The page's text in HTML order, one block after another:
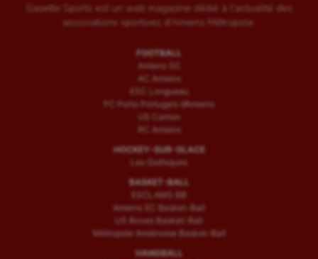
Gazette Sports est un web magazine dédié à l'actualité des
associations sportives d'Amiens Métropole.
FOOTBALL
Amiens SC
AC Amiens
ESC Longueau
FC Porto Portugais d’Amiens
US Camon
RC Amiens
HOCKEY-SUR-GLACE
Les Gothiques
BASKET-BALL
ESCLAMS BB
Amiens SC Basket-Ball
US Boves Basket-Ball
Métropole Amiénoise Basket-Ball
HANDBALL